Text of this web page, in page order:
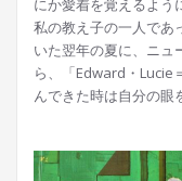
にか愛着を覚えるよう
私の教え子の一人であ
いた翌年の夏に、ニュ
ら、「Edward・Lucie
んできた時は自分の眼